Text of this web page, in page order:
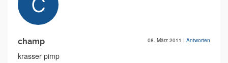
champ 08. März 2011 | Antworten
krasser pimp